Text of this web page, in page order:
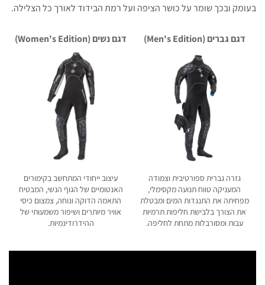
בעומק ובכך שומר על כושר הציפה ועל רמת הבידוד לאורך כל הצלילה.
דגם גברים (Men's Edition)
גזרה גברית ספורטיבית וצמודה
המעניקה טווח תנועה מקסימלי,
מפחיתה את התנגדות המים ומבטלת
את הצורך בלבישת חליפות תרמיות
עבות ומסורבלות מתחת לחליפה.
דגם נשים (Women's Edition)
עיצוב ייחודי המתחשב בקימורים
האנטומיים של הגוף הנשי, המבטיח
התאמה הדוקה ונוחה, צמצום כיסי
אוויר מיותרים ושיפור משמעותי של
ההידרודינמיות.